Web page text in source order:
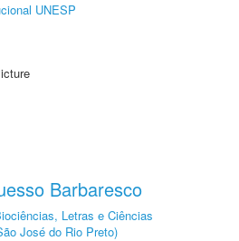
UNESP
Barbaresco
Letras e Ciências
José do Rio Preto)